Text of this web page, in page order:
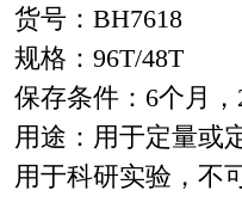
货号：BH7618
规格：96T/48T
保存条件：6个月
用途：用于定量或
用于科研实验，不